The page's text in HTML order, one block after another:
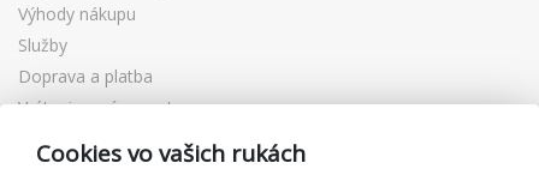
Výhody nákupu
Služby
Doprava a platba
Vrátenie a výmena tovaru
Reklamácia
Darčekové poukážky
Cookies vo vašich rukách